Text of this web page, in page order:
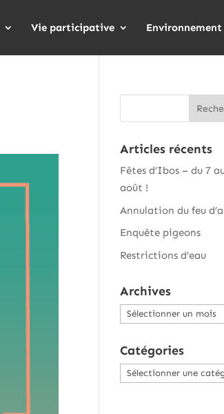
Vie participative Environnement
Articles récents
Fêtes d’Ibos – du 7
août !
Annulation du feu
Enquête pigeons
Restrictions d’eau
Archives
Archives
Catégories
Catégories